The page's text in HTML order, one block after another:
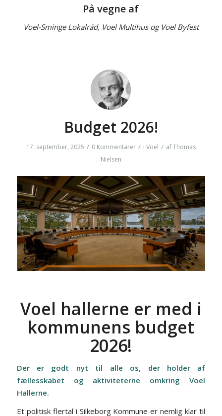
På vegne af
Voel-Sminge Lokalråd, Voel Multihus og Voel Byfest
Budget 2026!
17. september, 2025 / 0 Kommentarer / i Voel / afThomas
Nielsen
Voel hallerne er med i
kommunens budget
2026!
Der er godt nyt til alle os, der holder af
fællesskabet og aktiviteterne omkring Voel
Hallerne.
Et politisk flertal i Silkeborg Kommune er nemlig klar til